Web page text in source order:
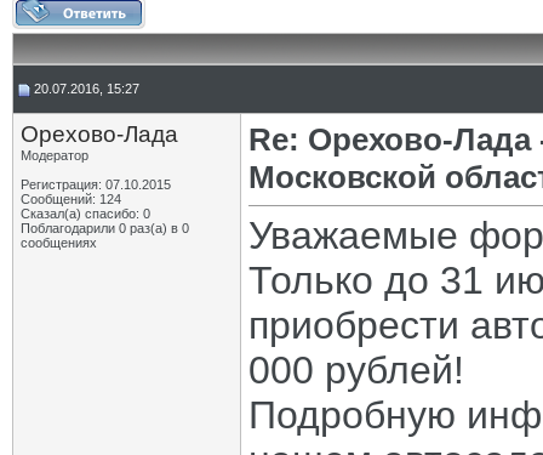
20.07.2016, 15:27
Орехово-Лада
Модератор
Регистрация: 07.10.2015
Сообщений: 124
Сказал(а) спасибо: 0
Поблагодарили 0 раз(а) в 0
сообщениях
Re: Орехово-
Московской
Уважаемые
Только до 31
приобрести
000 рублей!
Подробную